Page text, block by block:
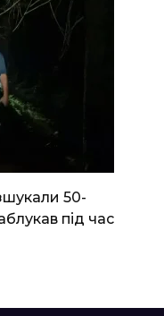
50-
під час